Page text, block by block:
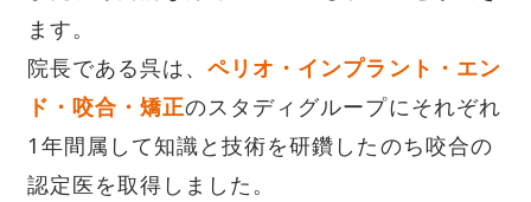
ます。
院長である呉は、ペリオ・インプラント・エン
ド・咬合・矯正のスタディグループにそれぞれ
1年間属して知識と技術を研鑽したのち咬合の
認定医を取得しました。